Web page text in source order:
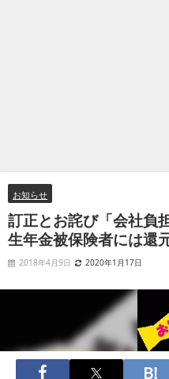
お知らせ
訂正とお詫び「会社負
生年金被保険者には還
2018年4月9日 2020年1月17日